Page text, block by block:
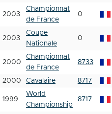
2003
Championnat
de France
0
2003
Coupe
Nationale
0
2000
Championnat
de France
8733
2000 Cavalaire 8717
1999
World
Championship
8717